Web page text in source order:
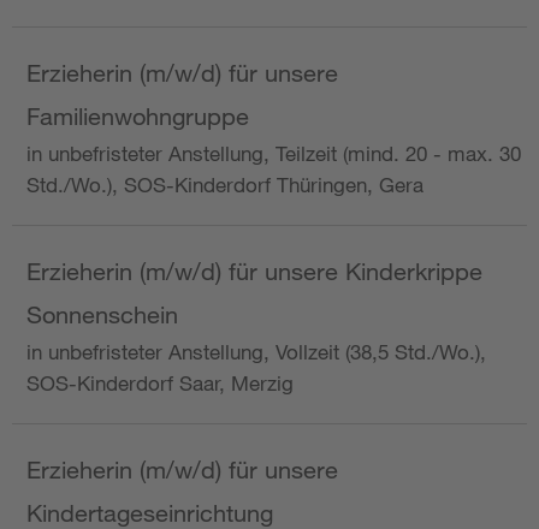
Erzieherin (m/w/d) für unsere
Familienwohngruppe
in unbefristeter Anstellung, Teilzeit (mind. 20 - max. 30
Std./Wo.), SOS-Kinderdorf Thüringen, Gera
Erzieherin (m/w/d) für unsere Kinderkrippe
Sonnenschein
in unbefristeter Anstellung, Vollzeit (38,5 Std./Wo.),
SOS-Kinderdorf Saar, Merzig
Erzieherin (m/w/d) für unsere
Kindertageseinrichtung